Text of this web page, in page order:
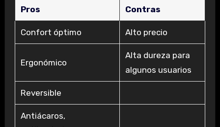
Pros Contras
Confort óptimo Alto precio
Ergonómico
Alta dureza para
algunos usuarios
Reversible
Antiácaros,